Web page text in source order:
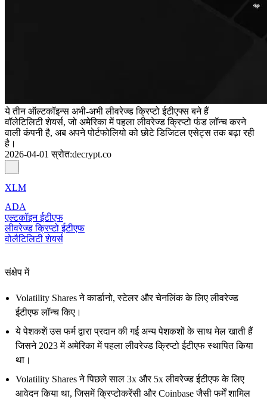
ये तीन ऑल्टकॉइन्स अभी-अभी लीवरेज्ड क्रिप्टो ईटीएफ्स बने हैं
वॉलेटिलिटी शेयर्स, जो अमेरिका में पहला लीवरेज्ड क्रिप्टो फंड लॉन्च करने
वाली कंपनी है, अब अपने पोर्टफोलियो को छोटे डिजिटल एसेट्स तक बढ़ा रही
है।
2026-04-01 स्रोत:decrypt.co
XLM
ADA
एल्टकॉइन ईटीएफ
लीवरेज्ड क्रिप्टो ईटीएफ
वोलैटिलिटी शेयर्स
संक्षेप में
Volatility Shares ने कार्डानो, स्टेलर और चेनलिंक के लिए लीवरेज्ड
ईटीएफ लॉन्च किए।
ये पेशकशें उस फर्म द्वारा प्रदान की गई अन्य पेशकशों के साथ मेल खाती हैं
जिसने 2023 में अमेरिका में पहला लीवरेज्ड क्रिप्टो ईटीएफ स्थापित किया
था।
Volatility Shares ने पिछले साल 3x और 5x लीवरेज्ड ईटीएफ के लिए
आवेदन किया था, जिसमें क्रिप्टोकरेंसी और Coinbase जैसी फर्में शामिल